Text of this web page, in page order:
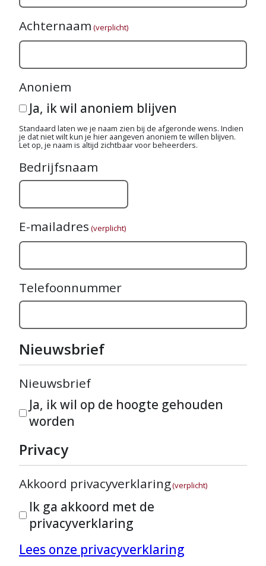
Achternaam (verplicht)
Anoniem
Ja, ik wil anoniem blijven
Standaard laten we je naam zien bij de afgeronde wens. Indien
je dat niet wilt kun je hier aangeven anoniem te willen blijven.
Let op, je naam is altijd zichtbaar voor beheerders.
Bedrijfsnaam
E-mailadres (verplicht)
Telefoonnummer
Nieuwsbrief
Nieuwsbrief
Ja, ik wil op de hoogte gehouden
worden
Privacy
Akkoord privacyverklaring(verplicht)
Ik ga akkoord met de
privacyverklaring
Lees onze privacyverklaring